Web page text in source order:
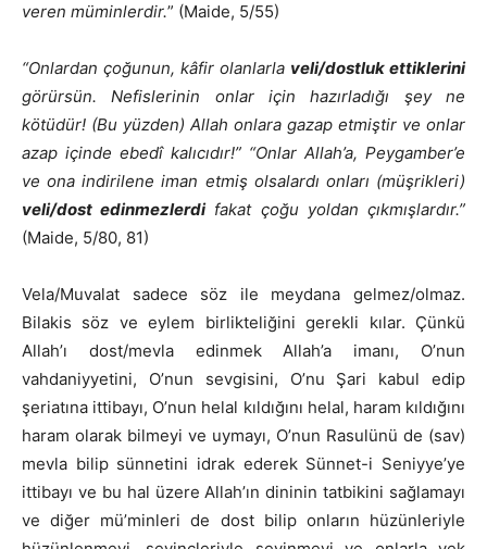
veren müminlerdir.” (Maide, 5/55)
“Onlardan çoğunun, kâfir olanlarla veli/dostluk ettiklerini
görürsün. Nefislerinin onlar için hazırladığı şey ne
kötüdür! (Bu yüzden) Allah onlara gazap etmiştir ve onlar
azap içinde ebedî kalıcıdır!” “Onlar Allah’a, Peygamber’e
ve ona indirilene iman etmiş olsalardı onları (müşrikleri)
veli/dost edinmezlerdifakat çoğu yoldan çıkmışlardır.”
(Maide, 5/80, 81)
Vela/Muvalat sadece söz ile meydana gelmez/olmaz.
Bilakis söz ve eylem birlikteliğini gerekli kılar. Çünkü
Allah’ı dost/mevla edinmek Allah’a imanı, O’nun
vahdaniyyetini, O’nun sevgisini, O’nu Şari kabul edip
şeriatına ittibayı, O’nun helal kıldığını helal, haram kıldığını
haram olarak bilmeyi ve uymayı, O’nun Rasulünü de (sav)
mevla bilip sünnetini idrak ederek Sünnet-i Seniyye’ye
ittibayı ve bu hal üzere Allah’ın dininin tatbikini sağlamayı
ve diğer mü’minleri de dost bilip onların hüzünleriyle